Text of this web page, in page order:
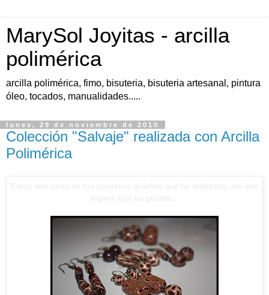
MarySol Joyitas - arcilla
polimérica
arcilla polimérica, fimo, bisuteria, bisuteria artesanal, pintura
óleo, tocados, manualidades.....
lunes, 29 de noviembre de 2010
Colección "Salvaje" realizada con Arcilla
Polimérica